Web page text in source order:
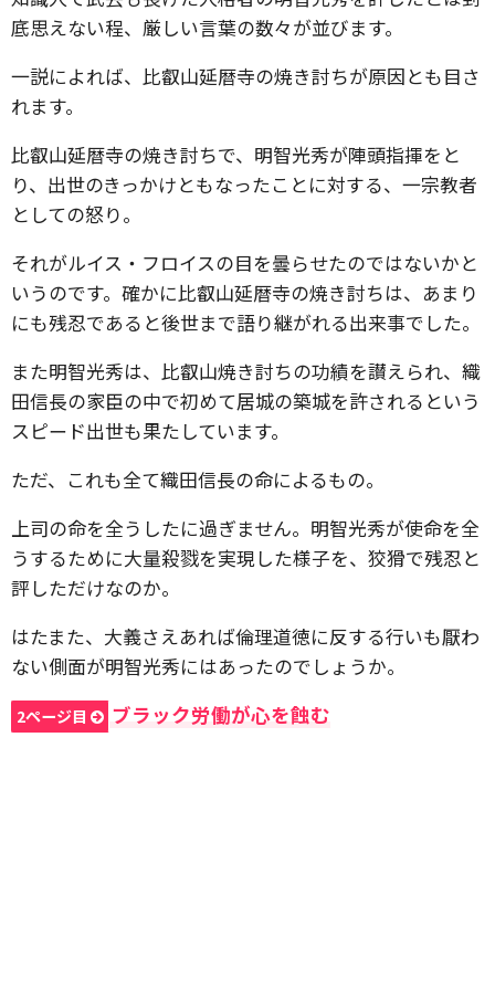
底思えない程、厳しい言葉の数々が並びます。
一説によれば、比叡山延暦寺の焼き討ちが原因とも目さ
れます。
比叡山延暦寺の焼き討ちで、明智光秀が陣頭指揮をと
り、出世のきっかけともなったことに対する、一宗教者
としての怒り。
それがルイス・フロイスの目を曇らせたのではないかと
いうのです。確かに比叡山延暦寺の焼き討ちは、あまり
にも残忍であると後世まで語り継がれる出来事でした。
また明智光秀は、比叡山焼き討ちの功績を讃えられ、織
田信長の家臣の中で初めて居城の築城を許されるという
スピード出世も果たしています。
ただ、これも全て織田信長の命によるもの。
上司の命を全うしたに過ぎません。明智光秀が使命を全
うするために大量殺戮を実現した様子を、狡猾で残忍と
評しただけなのか。
はたまた、大義さえあれば倫理道徳に反する行いも厭わ
ない側面が明智光秀にはあったのでしょうか。
2ページ目 ブラック労働が心を蝕む